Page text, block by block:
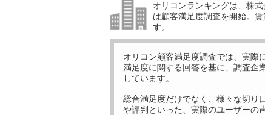
オリコンランキングは、株
は顧客満足度調査を開始。
す。
オリコン顧客満足度調査では、実際
満足度に関する回答を基に、調査企
しています。
総合満足度だけでなく、様々な切り
や評判といった、実際のユーザーの